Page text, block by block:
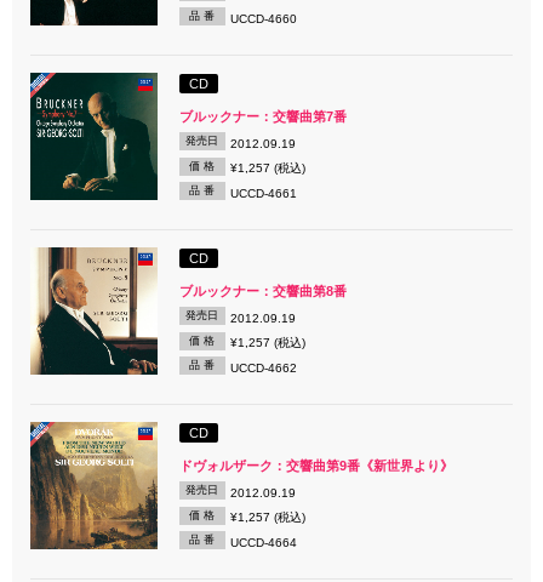
品 番 UCCD-4660
CD
ブルックナー：交響曲第7番
発売日 2012.09.19
価 格 ¥1,257 (税込)
品 番 UCCD-4661
CD
ブルックナー：交響曲第8番
発売日 2012.09.19
価 格 ¥1,257 (税込)
品 番 UCCD-4662
CD
ドヴォルザーク：交響曲第9番《新世界より》
発売日 2012.09.19
価 格 ¥1,257 (税込)
品 番 UCCD-4664